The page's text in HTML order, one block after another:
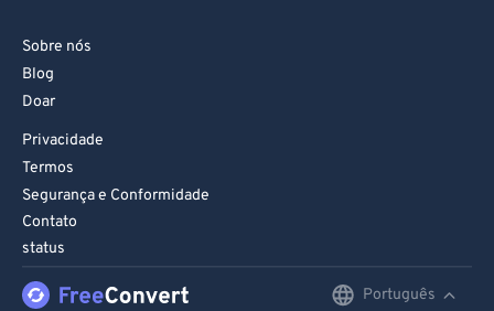
Sobre nós
Blog
Doar
Privacidade
Termos
Segurança e Conformidade
Contato
status
Português